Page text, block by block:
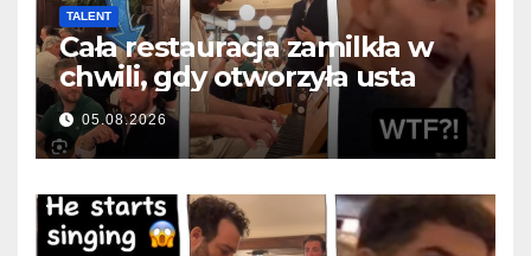
TALENT
Cała restauracja zamilkła w
chwili, gdy otworzyła usta
05.08.2026